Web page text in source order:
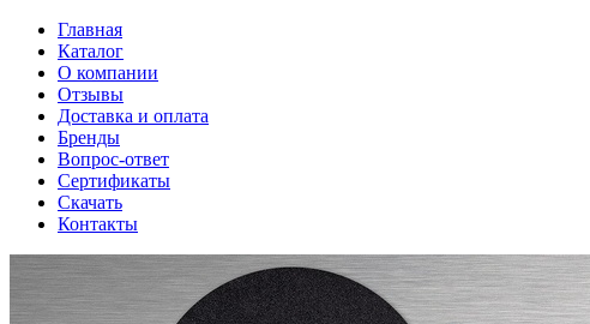
Главная
Каталог
О компании
Отзывы
Доставка и оплата
Бренды
Вопрос-ответ
Сертификаты
Скачать
Контакты